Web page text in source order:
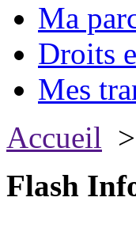
Ma
Droits
Mes
Accueil >
Flash